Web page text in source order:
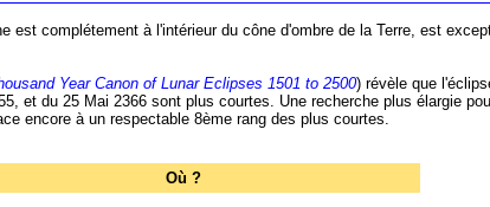
complétement à l'intérieur du cône d'ombre de la Terre, est
Year Canon of Lunar Eclipses 1501 to 2500) révèle que
et du 25 Mai 2366 sont plus courtes. Une recherche plus élargie
encore à un respectable 8ème rang des plus courtes.
Où ?